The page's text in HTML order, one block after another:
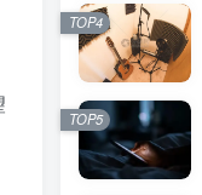
TOP4
TOP5